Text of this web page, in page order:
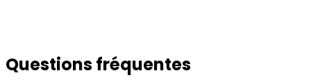
Questions fréquentes